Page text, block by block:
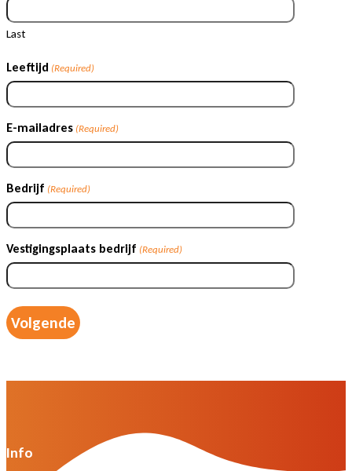
Last
Leeftijd (Required)
E-mailadres (Required)
Bedrijf (Required)
Vestigingsplaats bedrijf (Required)
Info